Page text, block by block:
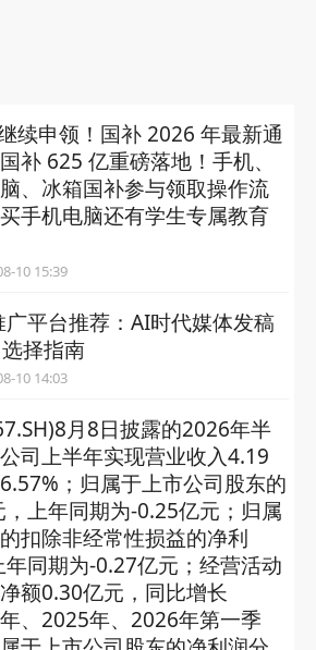
续申领！国补 2026 年最新通
补 625 亿重磅落地！手机、
、冰箱国补参与领取操作流
手机电脑还有学生专属教育
网 2026-08-10 15:39
平台推荐：AI时代媒体发稿
择指南
网 2026-08-10 14:03
月8日披露的2026年半
司上半年实现营业收入4.19
；归属于上市公司股东的
上年同期为-0.25亿元；归属
扣除非经常性损益的净利
同期为-0.27亿元；经营活动
额0.30亿元，同比增长
、2025年、2026年第一季